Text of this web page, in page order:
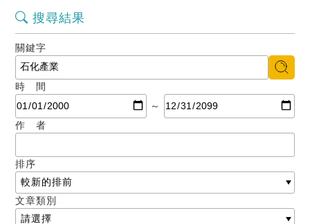
搜尋結果
關鍵字
時 間
～
作 者
排序
文章類別